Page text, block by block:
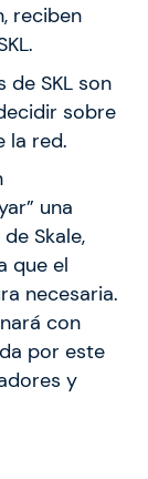
reciben
de SKL son
sobre
la red.
una
Skale,
que el
necesaria.
con
por este
y